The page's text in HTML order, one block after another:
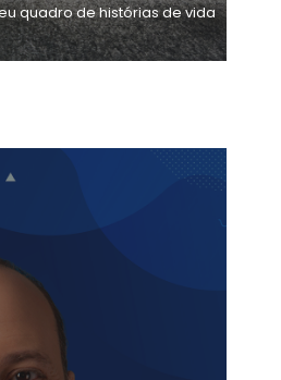
quadro de histórias de vida